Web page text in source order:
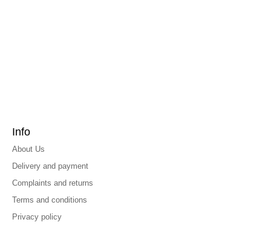
Info
About Us
Delivery and payment
Complaints and returns
Terms and conditions
Privacy policy